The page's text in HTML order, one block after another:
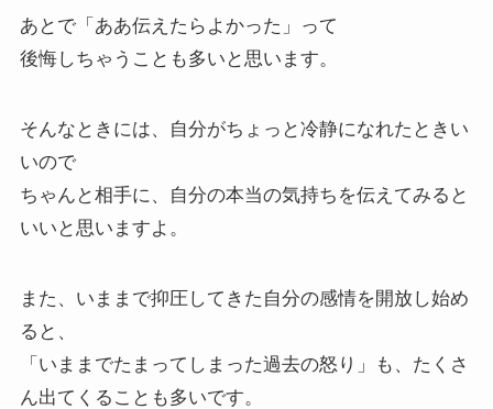
あとで「ああ伝えたらよかった」って
後悔しちゃうことも多いと思います。
そんなときには、自分がちょっと冷静になれたときい
いので
ちゃんと相手に、自分の本当の気持ちを伝えてみると
いいと思いますよ。
また、いままで抑圧してきた自分の感情を開放し始め
ると、
「いままでたまってしまった過去の怒り」も、たくさ
ん出てくることも多いです。